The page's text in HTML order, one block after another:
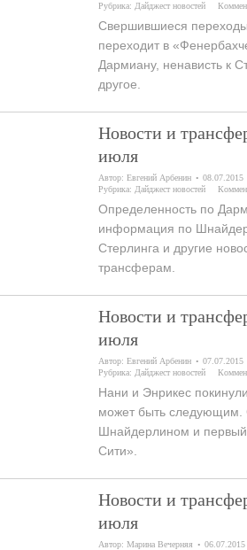
Рубрика: Дайджест новостей
Свершившиеся
переходит в
Дармиану, ненависть к
другое.
Новости и
июля
Автор:Евгений Арбенин
08.07.2015
Рубрика: Дайджест новостей
Определенность по
информация по
Стерлинга и другие
трансферам.
Новости и
июля
Автор:Евгений Арбенин
07.07.2015
Рубрика: Дайджест новостей
Нани и Энрикес
может быть следующим.
Шнайдерлином и
Сити».
Новости и
июля
Автор:Марина Вечерняя
06.07.2015